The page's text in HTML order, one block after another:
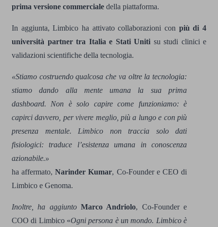
prima versione commerciale della piattaforma.
In aggiunta, Limbico ha attivato collaborazioni con più di 4
università partner tra Italia e Stati Uniti su studi clinici e
validazioni scientifiche della tecnologia.
«Stiamo costruendo qualcosa che va oltre la tecnologia:
stiamo dando alla mente umana la sua prima
dashboard. Non è solo capire come funzioniamo: è
capirci davvero, per vivere meglio, più a lungo e con più
presenza mentale. Limbico non traccia solo dati
fisiologici: traduce l’esistenza umana in conoscenza
azionabile.»
ha affermato,Narinder Kumar, Co-Founder e CEO di
Limbico e Genoma.
Inoltre, ha aggiunto Marco Andriolo, Co-Founder e
COO di Limbico «Ogni persona è un mondo. Limbico è